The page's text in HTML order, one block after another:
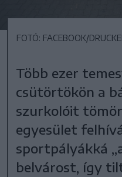
FOTÓ: FACEBOOK/
Több ezer
csütörtökön a
szurkolóit
egyesület
sportpályákká
belvárost, így